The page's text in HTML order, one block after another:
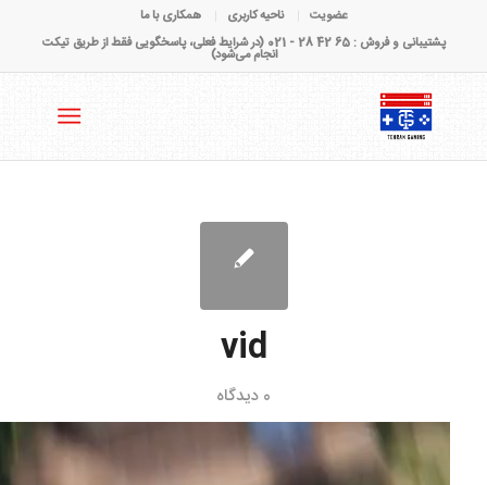
عضویت ناحیه کاربری
همکاری با ما
پشتیبانی و فروش : 65 42 28 - 021 (در شرایط فعلی، پاسخگویی فقط از طریق تیکت
انجام می‌شود)
vid
0 دیدگاه